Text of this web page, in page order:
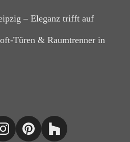
– Eleganz trifft auf
Türen & Raumtrenner in